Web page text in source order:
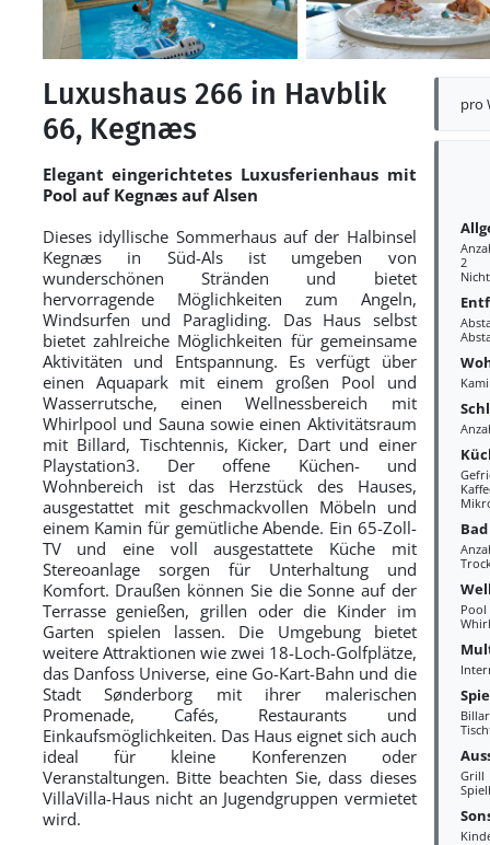
pro
2
Bad
Pool
Grill
Luxushaus 266 in Havblik
66, Kegnæs
Elegant eingerichtetes Luxusferienhaus mit
Pool auf Kegnæs auf Alsen
Dieses idyllische Sommerhaus auf der Halbinsel
Kegnæs in Süd-Als ist umgeben von
wunderschönen Stränden und bietet
hervorragende Möglichkeiten zum Angeln,
Windsurfen und Paragliding. Das Haus selbst
bietet zahlreiche Möglichkeiten für gemeinsame
Aktivitäten und Entspannung. Es verfügt über
einen Aquapark mit einem großen Pool und
Wasserrutsche, einen Wellnessbereich mit
Whirlpool und Sauna sowie einen Aktivitätsraum
mit Billard, Tischtennis, Kicker, Dart und einer
Playstation3. Der offene Küchen- und
Wohnbereich ist das Herzstück des Hauses,
ausgestattet mit geschmackvollen Möbeln und
einem Kamin für gemütliche Abende. Ein 65-Zoll-
TV und eine voll ausgestattete Küche mit
Stereoanlage sorgen für Unterhaltung und
Komfort. Draußen können Sie die Sonne auf der
Terrasse genießen, grillen oder die Kinder im
Garten spielen lassen. Die Umgebung bietet
weitere Attraktionen wie zwei 18-Loch-Golfplätze,
das Danfoss Universe, eine Go-Kart-Bahn und die
Stadt Sønderborg mit ihrer malerischen
Promenade, Cafés, Restaurants und
Einkaufsmöglichkeiten. Das Haus eignet sich auch
ideal für kleine Konferenzen oder
Veranstaltungen. Bitte beachten Sie, dass dieses
VillaVilla-Haus nicht an Jugendgruppen vermietet
wird.